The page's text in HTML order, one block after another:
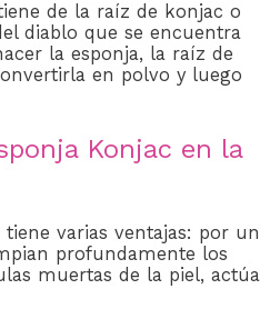
de la raíz de konjac o
diablo que se encuentra
la esponja, la raíz de
en polvo y luego
Konjac en la
tiene varias ventajas: por un
profundamente los
muertas de la piel, actúa